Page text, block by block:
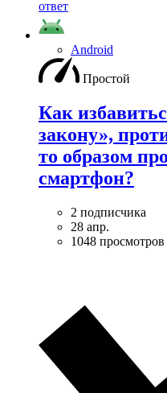
ответ
Android
Простой
Как
закону»,
то образом
смартфон?
2 подписчика
28 апр.
1048 просмотров